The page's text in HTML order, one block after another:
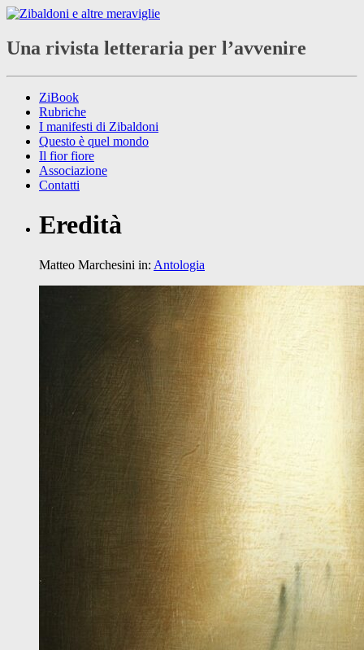
Una rivista letteraria per l’avvenire
ZiBook
Rubriche
I manifesti di Zibaldoni
Questo è quel mondo
Il fior fiore
Associazione
Contatti
Eredità
Matteo Marchesini in: Antologia